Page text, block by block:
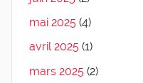
mai 2025 (4)
avril 2025 (1)
mars 2025 (2)